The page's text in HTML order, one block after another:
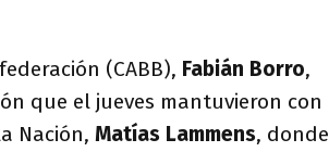
(CABB), Fabián Borro,
que el jueves mantuvieron con
Nación, Matías Lammens, donde